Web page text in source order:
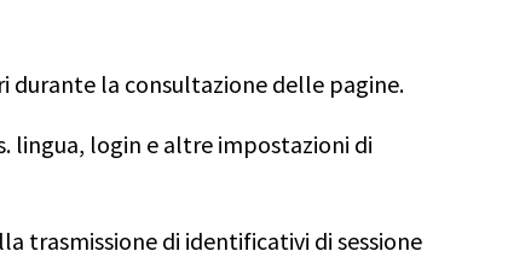
durante la consultazione delle pagine.
lingua, login e altre impostazioni di
trasmissione di identificativi di sessione